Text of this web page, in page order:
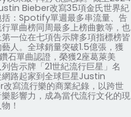
Bieber改寫35項金氏世界紀
： Spotify單週最多串流量、告
單曲榜同周最多上榜曲數等，也
一位在七項告示牌多項指標榜皆
人。全球銷量突破1.5億張，獲
石單曲認證，榮獲2座葛萊美
告示牌「21世紀流行巨星」名
路起家到全球巨星Justin
改寫流行樂的商業紀錄，以跨世
影響力，成為當代流行文化的現
！